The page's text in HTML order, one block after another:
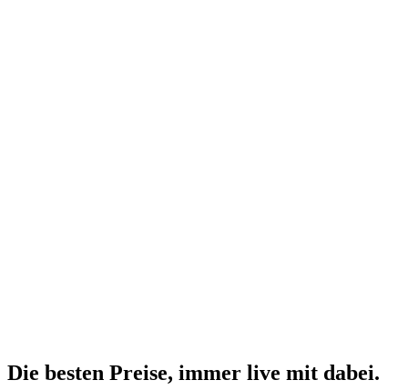
Die besten Preise, immer live mit dabei.